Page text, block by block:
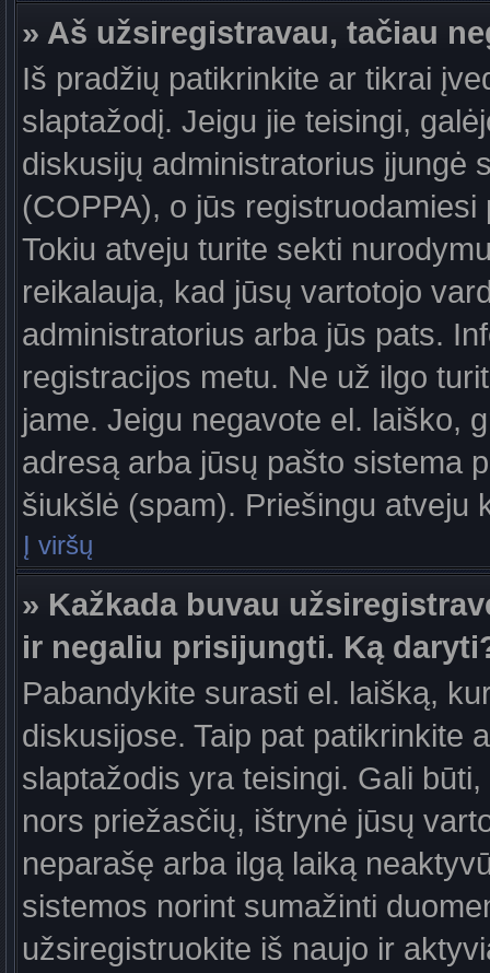
» Aš užsiregistravau, tačiau
Iš pradžių patikrinkite ar tikrai
slaptažodį. Jeigu jie teisingi,
diskusijų administratorius įjungė
(COPPA), o jūs
Tokiu atveju turite sekti
reikalauja, kad jūsų vartotojo
administratorius arba jūs pats.
registracijos metu. Ne už ilgo
jame. Jeigu negavote el. laiško,
adresą arba jūsų pašto sistema
šiukšlė (spam). Priešingu atveju
Į viršų
» Kažkada buvau
ir negaliu prisijungti. Ką
Pabandykite surasti el. laišką,
diskusijose. Taip pat patikrinkite
slaptažodis yra teisingi. Gali
nors priežasčių, ištrynė jūsų
neparašę arba ilgą laiką
sistemos norint sumažinti
užsiregistruokite iš naujo ir